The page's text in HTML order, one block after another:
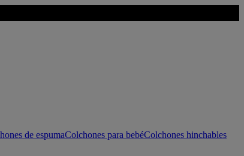
de espumaColchones para bebéColchones hinchables